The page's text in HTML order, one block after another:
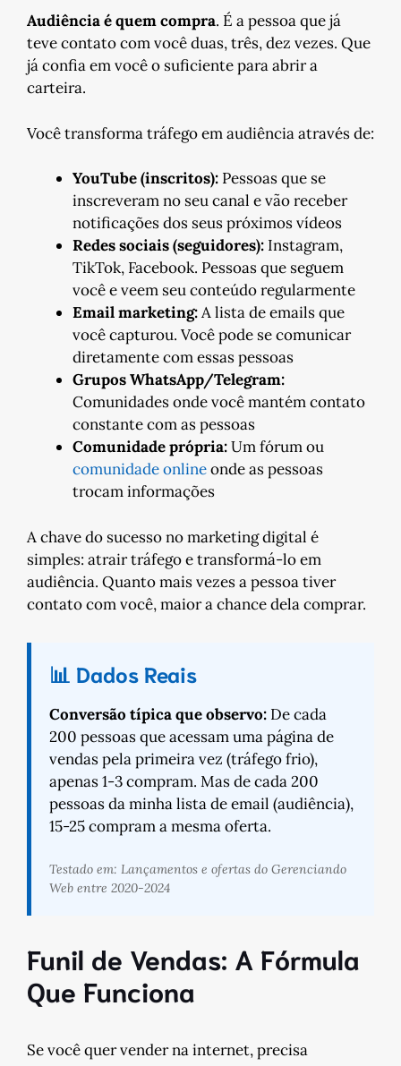
Audiência é quem compra. É a pessoa que já
teve contato com você duas, três, dez vezes. Que
já confia em você o suficiente para abrir a
carteira.
Você transforma tráfego em audiência através de:
YouTube (inscritos): Pessoas que se
inscreveram no seu canal e vão receber
notificações dos seus próximos vídeos
Redes sociais (seguidores): Instagram,
TikTok, Facebook. Pessoas que seguem
você e veem seu conteúdo regularmente
Email marketing:A lista de emails que
você capturou. Você pode se comunicar
diretamente com essas pessoas
Grupos WhatsApp/Telegram:
Comunidades onde você mantém contato
constante com as pessoas
Comunidade própria:Um fórum ou
comunidade onlineonde as pessoas
trocam informações
A chave do sucesso no marketing digital é
simples: atrair tráfego e transformá-lo em
audiência. Quanto mais vezes a pessoa tiver
contato com você, maior a chance dela comprar.
📊 Dados Reais
Conversão típica que observo: De cada
200 pessoas que acessam uma página de
vendas pela primeira vez (tráfego frio),
apenas 1-3 compram. Mas de cada 200
pessoas da minha lista de email (audiência),
15-25 compram a mesma oferta.
Testado em: Lançamentos e ofertas do Gerenciando
Web entre 2020-2024
Funil de Vendas: A Fórmula
Que Funciona
Se você quer vender na internet, precisa